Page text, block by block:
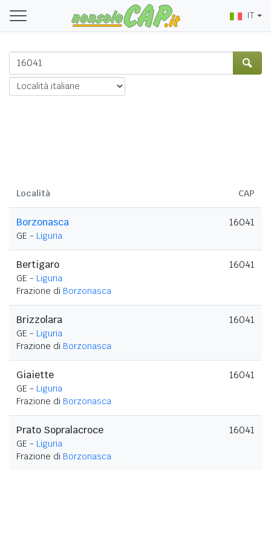
IT
Località CAP
Borzonasca
GE - Liguria
16041
Bertigaro
GE - Liguria
Frazione di Borzonasca
16041
Brizzolara
GE - Liguria
Frazione di Borzonasca
16041
Giaiette
GE - Liguria
Frazione di Borzonasca
16041
Prato Sopralacroce
GE - Liguria
Frazione di Borzonasca
16041